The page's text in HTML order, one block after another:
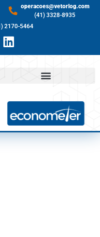
operacoes@vetorlog.com
(41) 3328-8935
2170-5464
DE